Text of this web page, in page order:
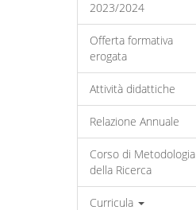
2023/2024
Offerta formativa
erogata
Attività didattiche
Relazione Annuale
Corso di Metodologia
della Ricerca
Curricula